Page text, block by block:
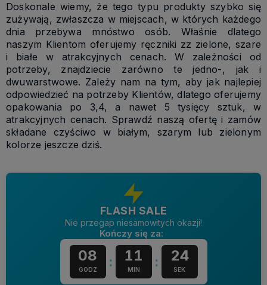
Doskonale wiemy, że tego typu produkty szybko się
zużywają, zwłaszcza w miejscach, w których każdego
dnia przebywa mnóstwo osób. Właśnie dlatego
naszym Klientom oferujemy ręczniki zz zielone, szare
i białe w atrakcyjnych cenach. W zależności od
potrzeby, znajdziecie zarówno te jedno-, jak i
dwuwarstwowe. Zależy nam na tym, aby jak najlepiej
odpowiedzieć na potrzeby Klientów, dlatego oferujemy
opakowania po 3,4, a nawet 5 tysięcy sztuk, w
atrakcyjnych cenach. Sprawdź naszą ofertę i zamów
składane czyściwo w białym, szarym lub zielonym
kolorze jeszcze dziś.
FLASH SALE
Nie przegap niesamowitych okazji!
Kończy się za:
08
GODZ : 11
MIN : 23
SEK